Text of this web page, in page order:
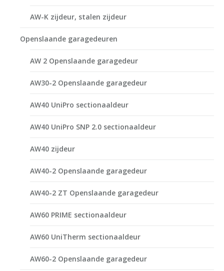
AW-K zijdeur, stalen zijdeur
Openslaande garagedeuren
AW 2 Openslaande garagedeur
AW30-2 Openslaande garagedeur
AW40 UniPro sectionaaldeur
AW40 UniPro SNP 2.0 sectionaaldeur
AW40 zijdeur
AW40-2 Openslaande garagedeur
AW40-2 ZT Openslaande garagedeur
AW60 PRIME sectionaaldeur
AW60 UniTherm sectionaaldeur
AW60-2 Openslaande garagedeur